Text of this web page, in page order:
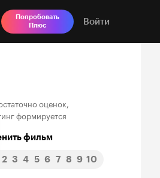
Попробовать
Плюс
Войти
оценок,
формируется
фильм
2 3 4 5 6 7 8 9 10